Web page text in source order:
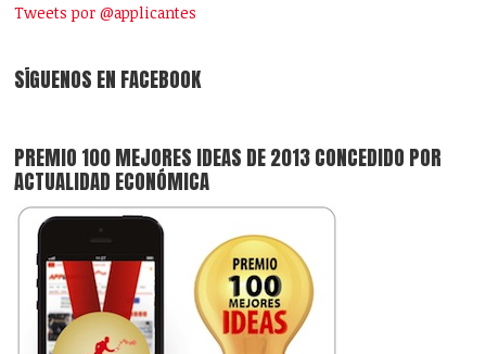
Tweets por @applicantes
SÍGUENOS EN FACEBOOK
PREMIO 100 MEJORES IDEAS DE 2013 CONCEDIDO POR
ACTUALIDAD ECONÓMICA